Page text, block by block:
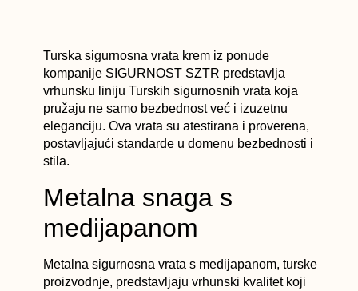
Turska sigurnosna vrata krem iz ponude
kompanije SIGURNOST SZTR predstavlja
vrhunsku liniju Turskih sigurnosnih vrata koja
pružaju ne samo bezbednost već i izuzetnu
eleganciju. Ova vrata su atestirana i proverena,
postavljajući standarde u domenu bezbednosti i
stila.
Metalna snaga s
medijapanom
Metalna sigurnosna vrata s medijapanom, turske
proizvodnje, predstavljaju vrhunski kvalitet koji